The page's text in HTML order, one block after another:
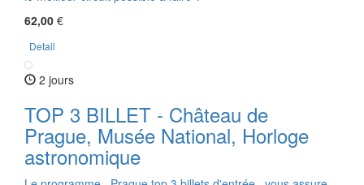
62,00 €
Detail
2 jours
TOP 3 BILLET - Château de
Prague, Musée National, Horloge
astronomique